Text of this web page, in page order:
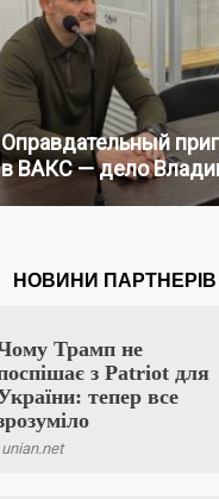
Оправдательный
в ВАКС — дело